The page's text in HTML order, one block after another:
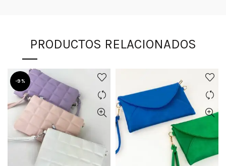
PRODUCTOS RELACIONADOS
-9%